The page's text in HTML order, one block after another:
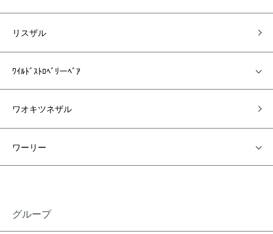
リスザル
ﾜｲﾙﾄﾞｽﾄﾛﾍﾞﾘーﾍﾞｱ
ワオキツネザル
ワーリー
グループ